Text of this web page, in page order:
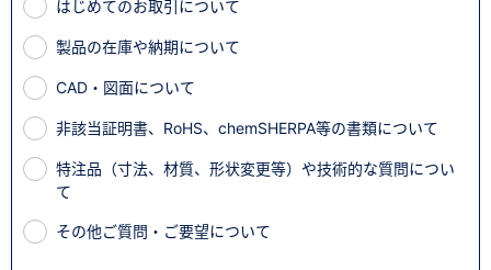
はじめてのお取引について
製品の在庫や納期について
CAD・図面について
非該当証明書、RoHS、chemSHERPA等の書類について
特注品（寸法、材質、形状変更等）や技術的な質問につい
て
その他ご質問・ご要望について